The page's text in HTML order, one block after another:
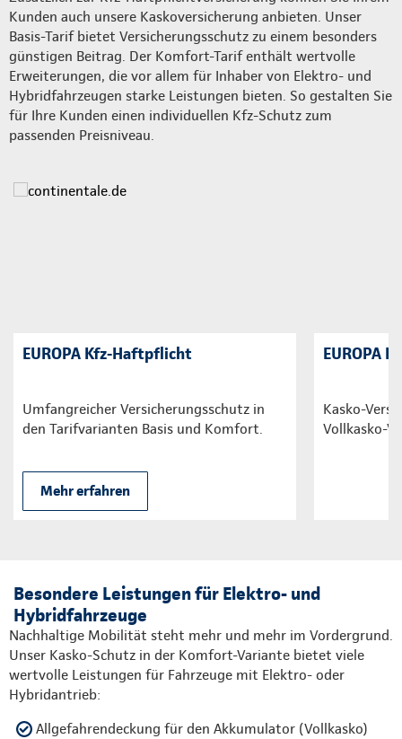
Kunden auch unsere Kaskoversicherung anbieten. Unser
Basis-Tarif bietet Versicherungsschutz zu einem besonders
günstigen Beitrag. Der Komfort-Tarif enthält wertvolle
Erweiterungen, die vor allem für Inhaber von Elektro- und
Hybridfahrzeugen starke Leistungen bieten. So gestalten Sie
für Ihre Kunden einen individuellen Kfz-Schutz zum
passenden Preisniveau.
EUROPA Kfz-Haftpflicht
Umfangreicher Versicherungsschutz in
den Tarifvarianten Basis und Komfort.
Mehr erfahren
EUROPA
Kasko-
Vollkasko-
Besondere Leistungen für Elektro- und
Hybridfahrzeuge
Nachhaltige Mobilität steht mehr und mehr im Vordergrund.
Unser Kasko-Schutz in der Komfort-Variante bietet viele
wertvolle Leistungen für Fahrzeuge mit Elektro- oder
Hybridantrieb:
Allgefahrendeckung für den Akkumulator (Vollkasko)